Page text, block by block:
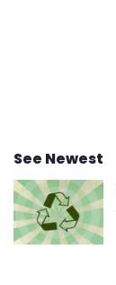
See Newest